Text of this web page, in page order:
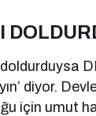
diyor.
için umut